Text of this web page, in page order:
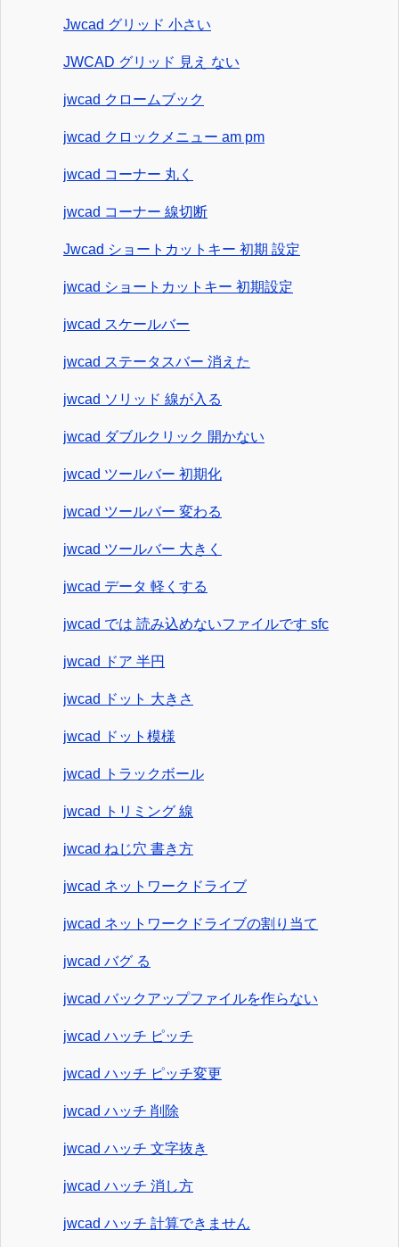
Jwcad グリッド 小さい
JWCAD グリッド 見え ない
jwcad クロームブック
jwcad クロックメニュー am pm
jwcad コーナー 丸く
jwcad コーナー 線切断
Jwcad ショートカットキー 初期 設定
jwcad ショートカットキー 初期設定
jwcad スケールバー
jwcad ステータスバー 消えた
jwcad ソリッド 線が入る
jwcad ダブルクリック 開かない
jwcad ツールバー 初期化
jwcad ツールバー 変わる
jwcad ツールバー 大きく
jwcad データ 軽くする
jwcad では 読み込めないファイルです sfc
jwcad ドア 半円
jwcad ドット 大きさ
jwcad ドット模様
jwcad トラックボール
jwcad トリミング 線
jwcad ねじ穴 書き方
jwcad ネットワークドライブ
jwcad ネットワークドライブの割り当て
jwcad バグ る
jwcad バックアップファイルを作らない
jwcad ハッチ ピッチ
jwcad ハッチ ピッチ変更
jwcad ハッチ 削除
jwcad ハッチ 文字抜き
jwcad ハッチ 消し方
jwcad ハッチ 計算できません